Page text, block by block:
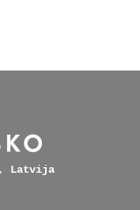
Latvija